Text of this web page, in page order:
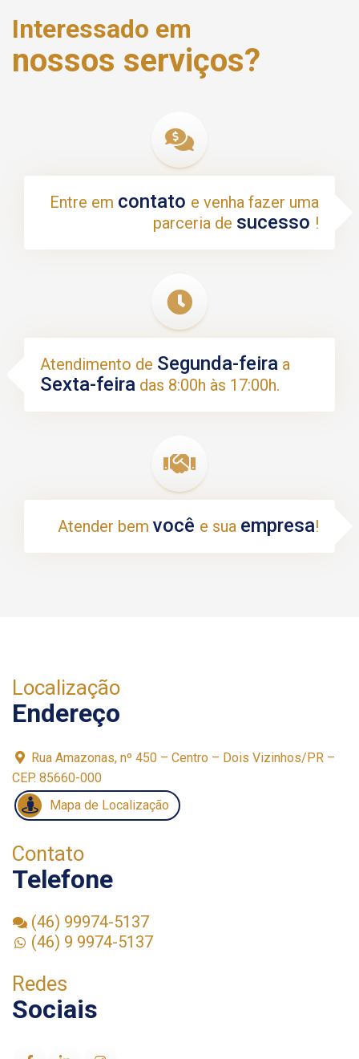
Interessado em
nossos serviços?
Entre em contato e venha fazer uma
parceria de sucesso !
Atendimento de Segunda-feira a
Sexta-feira das 8:00h às 17:00h.
Atender bem você e sua empresa!
Localização
Endereço
Rua Amazonas, nº 450 – Centro – Dois Vizinhos/PR –
CEP. 85660-000
Mapa de Localização
Contato
Telefone
(46) 99974-5137
(46) 9 9974-5137
Redes
Sociais